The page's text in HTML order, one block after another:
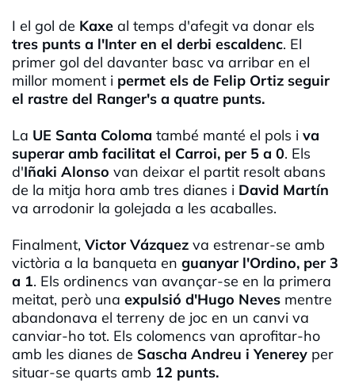
I el gol de Kaxe al temps d'afegit va donar els
tres punts a l'Inter en el derbi escaldenc. El
primer gol del davanter basc va arribar en el
millor moment i permet els de Felip Ortiz seguir
el rastre del Ranger's a quatre punts.
La UE Santa Coloma també manté el pols i va
superar amb facilitat el Carroi, per 5 a 0. Els
d'Iñaki Alonso van deixar el partit resolt abans
de la mitja hora amb tres dianes i David Martín
va arrodonir la golejada a les acaballes.
Finalment, Victor Vázquez va estrenar-se amb
victòria a la banqueta en guanyar l'Ordino, per 3
a 1. Els ordinencs van avançar-se en la primera
meitat, però una expulsió d'Hugo Neves mentre
abandonava el terreny de joc en un canvi va
canviar-ho tot. Els colomencs van aprofitar-ho
amb les dianes de Sascha Andreu i Yenerey per
situar-se quarts amb 12 punts.